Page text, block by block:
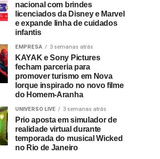
nacional com brindes
licenciados da Disney e Marvel
e expande linha de cuidados
infantis
EMPRESA 3 semanas atrás
KAYAK e Sony Pictures
fecham parceria para
promover turismo em Nova
Iorque inspirado no novo filme
do Homem-Aranha
UNIVERSO LIVE 3 semanas atrás
Prio aposta em simulador de
realidade virtual durante
temporada do musical Wicked
no Rio de Janeiro